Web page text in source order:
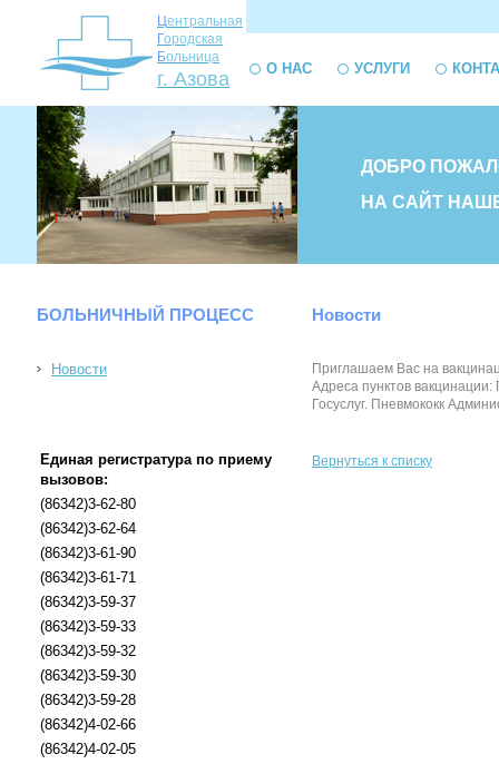
Центральная
Городская
Больница
г. Азова О НАС УСЛУГИ
ДОБРО
НА САЙТ
БОЛЬНИЧНЫЙ ПРОЦЕСС
Новости
Единая регистратура по приему
вызовов:
(86342)3-62-80
(86342)3-62-64
(86342)3-61-90
(86342)3-61-71
(86342)3-59-37
(86342)3-59-33
(86342)3-59-32
(86342)3-59-30
(86342)3-59-28
(86342)4-02-66
(86342)4-02-05
Новости
Приглашаем Вас на
Адреса пунктов
Госуслуг. Пневмококк
Вернуться к списку